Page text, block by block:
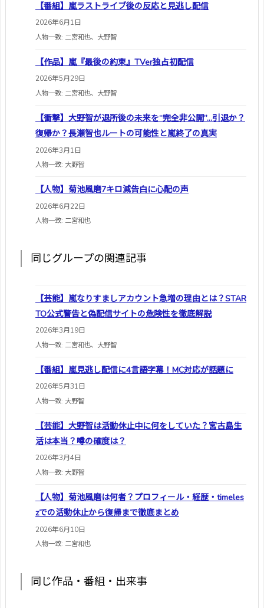
【番組】嵐ラストライブ後の反応と見逃し配信
2026年6月1日
人物一致: 二宮和也、大野智
【作品】嵐『最後の約束』TVer独占初配信
2026年5月29日
人物一致: 二宮和也、大野智
【衝撃】大野智が退所後の未来を“完全非公開”…引退か？
復帰か？長瀬智也ルートの可能性と嵐終了の真実
2026年3月1日
人物一致: 大野智
【人物】菊池風磨7キロ減告白に心配の声
2026年6月22日
人物一致: 二宮和也
同じグループの関連記事
【芸能】嵐なりすましアカウント急増の理由とは？STAR
TO公式警告と偽配信サイトの危険性を徹底解説
2026年3月19日
人物一致: 二宮和也、大野智
【番組】嵐見逃し配信に4言語字幕！MC対応が話題に
2026年5月31日
人物一致: 大野智
【芸能】大野智は活動休止中に何をしていた？宮古島生
活は本当？噂の確度は？
2026年3月4日
人物一致: 大野智
【人物】菊池風磨は何者？プロフィール・経歴・timeles
zでの活動休止から復帰まで徹底まとめ
2026年6月10日
人物一致: 二宮和也
同じ作品・番組・出来事